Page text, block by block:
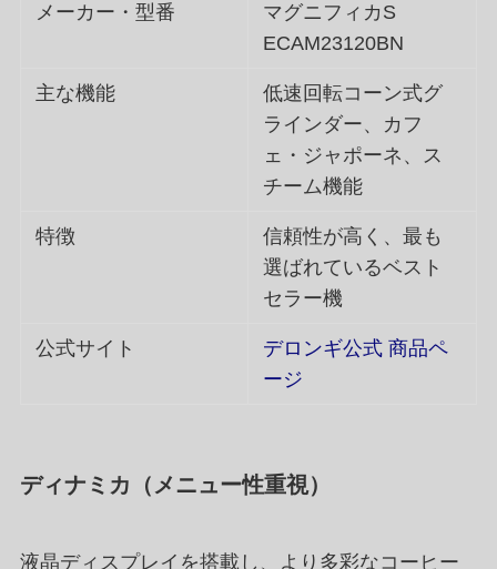
メーカー・型番
マグニフィカS
ECAM23120BN
主な機能
低速回転コーン式グ
ラインダー、カフ
ェ・ジャポーネ、ス
チーム機能
特徴
信頼性が高く、最も
選ばれているベスト
セラー機
公式サイト
デロンギ公式 商品ペ
ージ
ディナミカ（メニュー性重視）
液晶ディスプレイを搭載し、より多彩なコーヒー